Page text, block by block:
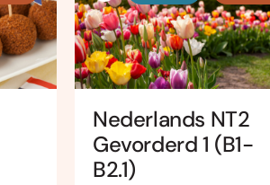
Nederlands NT2
Gevorderd 1 (B1-
B2.1)